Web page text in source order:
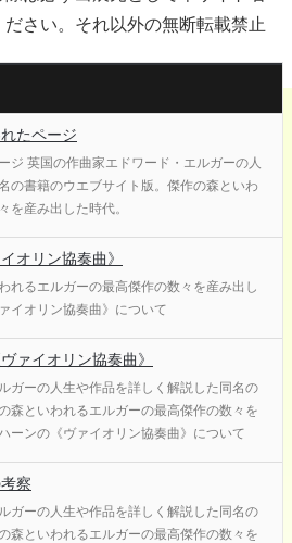
さい。それ以外の無断転載禁止
たページ
ジ 英国の作曲家エドワード・エルガーの人
の書籍のウエブサイト版。傑作の森といわ
を産み出した時代。
オリン協奏曲》
れるエルガーの最高傑作の数々を産み出し
イオリン協奏曲》について
ァイオリン協奏曲》
ガーの人生や作品を詳しく解説した同名の
森といわれるエルガーの最高傑作の数々を
ーンの《ヴァイオリン協奏曲》について
察
ガーの人生や作品を詳しく解説した同名の
森といわれるエルガーの最高傑作の数々を